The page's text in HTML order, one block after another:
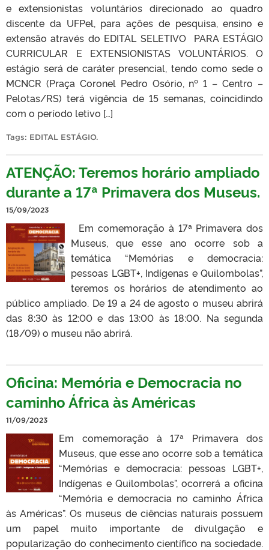
e extensionistas voluntários direcionado ao quadro
discente da UFPel, para ações de pesquisa, ensino e
extensão através do EDITAL SELETIVO PARA ESTÁGIO
CURRICULAR E EXTENSIONISTAS VOLUNTÁRIOS. O
estágio será de caráter presencial, tendo como sede o
MCNCR (Praça Coronel Pedro Osório, nº 1 – Centro –
Pelotas/RS) terá vigência de 15 semanas, coincidindo
com o período letivo […]
Tags: EDITAL ESTÁGIO.
ATENÇÃO: Teremos horário ampliado
durante a 17ª Primavera dos Museus.
15/09/2023
Em comemoração à 17ª Primavera dos
Museus, que esse ano ocorre sob a
temática “Memórias e democracia:
pessoas LGBT+, Indígenas e Quilombolas”,
teremos os horários de atendimento ao
público ampliado. De 19 a 24 de agosto o museu abrirá
das 8:30 às 12:00 e das 13:00 às 18:00. Na segunda
(18/09) o museu não abrirá.
Oficina: Memória e Democracia no
caminho África às Américas
11/09/2023
Em comemoração à 17ª Primavera dos
Museus, que esse ano ocorre sob a temática
“Memórias e democracia: pessoas LGBT+,
Indígenas e Quilombolas”, ocorrerá a oficina
“Memória e democracia no caminho África
às Américas”. Os museus de ciências naturais possuem
um papel muito importante de divulgação e
popularização do conhecimento científico na sociedade.